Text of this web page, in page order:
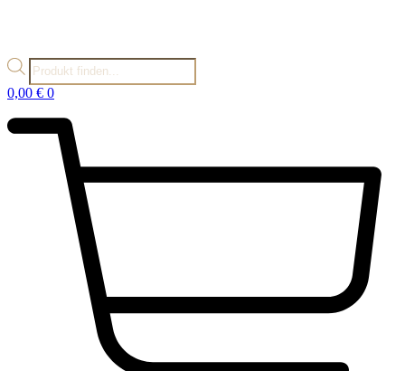
Products
search
0,00 € 0